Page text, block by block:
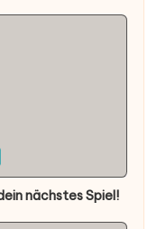
nächstes Spiel!